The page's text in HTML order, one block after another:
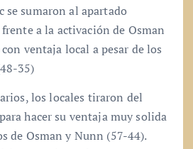
se sumaron al apartado
a la activación de Osman
ventaja local a pesar de los
35)
los locales tiraron del
hacer su ventaja muy solida
de Osman y Nunn (57-44).